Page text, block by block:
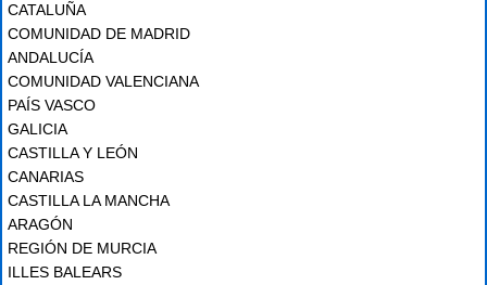
CATALUÑA
COMUNIDAD DE MADRID
ANDALUCÍA
COMUNIDAD VALENCIANA
PAÍS VASCO
GALICIA
CASTILLA Y LEÓN
CANARIAS
CASTILLA LA MANCHA
ARAGÓN
REGIÓN DE MURCIA
ILLES BALEARS